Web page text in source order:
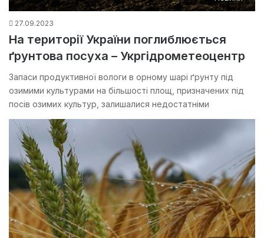
27.09.2023
На території України поглиблюється
ґрунтова посуха – Укргідрометеоцентр
Запаси продуктивної вологи в орному шарі ґрунту під
озимими культурами на більшості площ, призначених під
посів озимих культур, залишалися недостатніми